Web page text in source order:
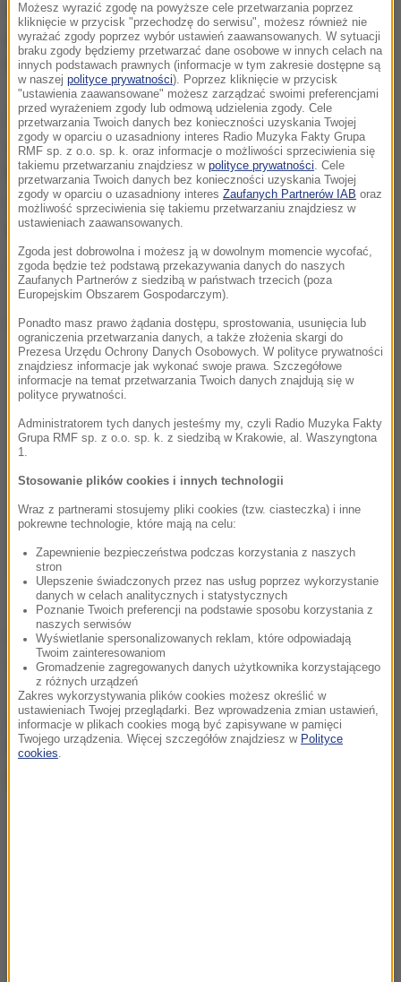
Przestępcy działali na Pomorzu Zachodnim, w woj.
pomorskim czy kujawsko-pomorskim, a także na
Mazowszu.
Zatrzymanym przedstawiono zarzuty udziału w
zorganizowanej grupie przestępczej, w tym 3 -
kierowania grupą. Dodatkowo 9 z nich usłyszało
zarzuty prania pieniędzy pochodzących z
przestępczej działalności.
5 osób z 13 zatrzymanych trafiło już do aresztu.
Dalsza część artykułu pod materiałem video:
Źródło: RMF FM
Tagi:zatrzymanie
chcesz widzieć więcej artykułów od RMF24?dodaj w
Google
Możesz wyrazić zgodę na powyższe cele przetwarzania poprzez
kliknięcie w przycisk "przechodzę do serwisu", możesz również nie
wyrażać zgody poprzez wybór ustawień zaawansowanych. W sytuacji
braku zgody będziemy przetwarzać dane osobowe w innych celach na
innych podstawach prawnych (informacje w tym zakresie dostępne są
w naszej polityce prywatności). Poprzez kliknięcie w przycisk
"ustawienia zaawansowane" możesz zarządzać swoimi preferencjami
przed wyrażeniem zgody lub odmową udzielenia zgody. Cele
przetwarzania Twoich danych bez konieczności uzyskania Twojej
zgody w oparciu o uzasadniony interes Radio Muzyka Fakty Grupa
RMF sp. z o.o. sp. k. oraz informacje o możliwości sprzeciwienia się
takiemu przetwarzaniu znajdziesz w polityce prywatności . Cele
przetwarzania Twoich danych bez konieczności uzyskania Twojej
zgody w oparciu o uzasadniony interes Zaufanych Partnerów IAB oraz
możliwość sprzeciwienia się takiemu przetwarzaniu znajdziesz w
ustawieniach zaawansowanych.
Zgoda jest dobrowolna i możesz ją w dowolnym momencie wycofać,
zgoda będzie też podstawą przekazywania danych do naszych
Zaufanych Partnerów z siedzibą w państwach trzecich (poza
Europejskim Obszarem Gospodarczym).
Ponadto masz prawo żądania dostępu, sprostowania, usunięcia lub
ograniczenia przetwarzania danych, a także złożenia skargi do
Prezesa Urzędu Ochrony Danych Osobowych. W polityce prywatności
znajdziesz informacje jak wykonać swoje prawa. Szczegółowe
informacje na temat przetwarzania Twoich danych znajdują się w
polityce prywatności.
Administratorem tych danych jesteśmy my, czyli Radio Muzyka Fakty
Grupa RMF sp. z o.o. sp. k. z siedzibą w Krakowie, al. Waszyngtona
1.
Stosowanie plików cookies i innych technologii
Wraz z partnerami stosujemy pliki cookies (tzw. ciasteczka) i inne
pokrewne technologie, które mają na celu:
Zapewnienie bezpieczeństwa podczas korzystania z naszych
stron
Ulepszenie świadczonych przez nas usług poprzez wykorzystanie
danych w celach analitycznych i statystycznych
Poznanie Twoich preferencji na podstawie sposobu korzystania z
naszych serwisów
Wyświetlanie spersonalizowanych reklam, które odpowiadają
Twoim zainteresowaniom
Gromadzenie zagregowanych danych użytkownika korzystającego
z różnych urządzeń
Zakres wykorzystywania plików cookies możesz określić w
ustawieniach Twojej przeglądarki. Bez wprowadzenia zmian ustawień,
informacje w plikach cookies mogą być zapisywane w pamięci
Twojego urządzenia. Więcej szczegółów znajdziesz w Polityce
cookies